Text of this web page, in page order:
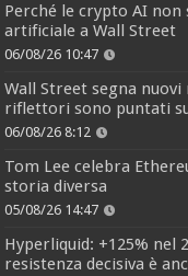
Perché le crypto AI non
artificiale a Wall Street
06/08/26 10:47
Wall Street segna
riflettori sono puntati
06/08/26 8:12
Tom Lee celebra
storia diversa
05/08/26 14:47
Hyperliquid: +125% nel
resistenza decisiva è